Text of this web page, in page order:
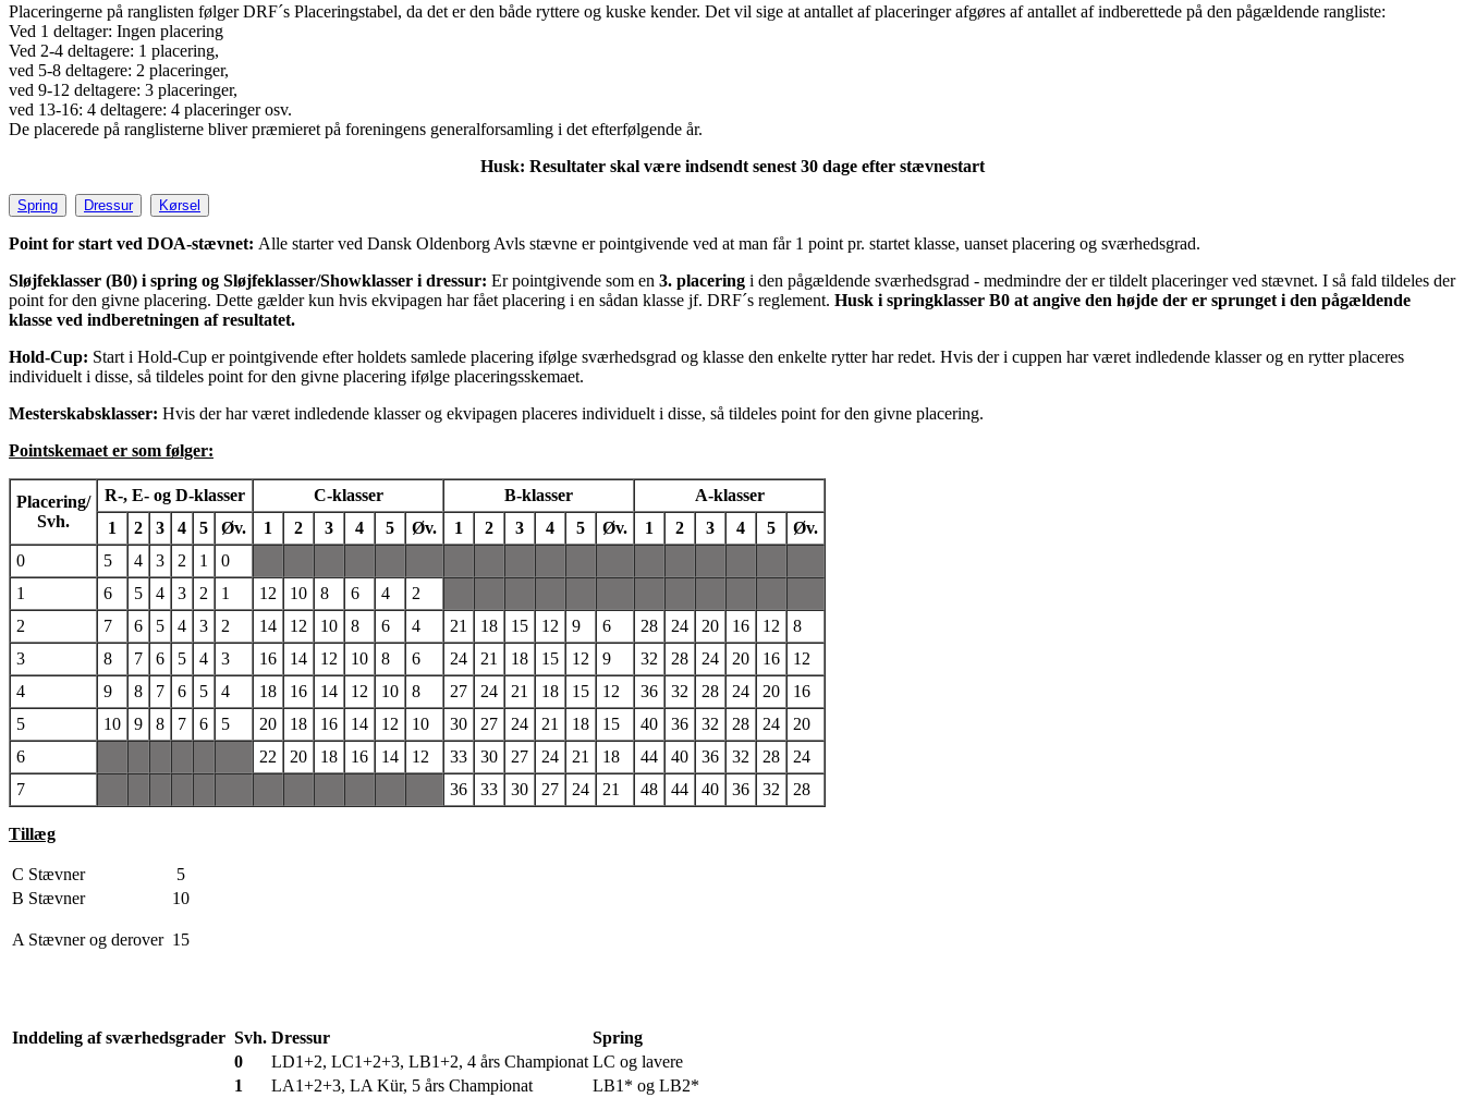
Placeringerne på ranglisten følger DRF´s Placeringstabel, da det er den både ryttere og kuske kender. Det vil sige at antallet af placeringer afgøres af antallet af indberettede på den pågældende rangliste:
Ved 1 deltager: Ingen placering
Ved 2-4 deltagere: 1 placering,
ved 5-8 deltagere: 2 placeringer,
ved 9-12 deltagere: 3 placeringer,
ved 13-16: 4 deltagere: 4 placeringer osv.
De placerede på ranglisterne bliver præmieret på foreningens generalforsamling i det efterfølgende år.
Husk: Resultater skal være indsendt senest 30 dage efter stævnestart
Spring Dressur Kørsel
Point for start ved DOA-stævnet: Alle starter ved Dansk Oldenborg Avls stævne er pointgivende ved at man får 1 point pr. startet klasse, uanset placering og sværhedsgrad.
Sløjfeklasser (B0) i spring og Sløjfeklasser/Showklasser i dressur: Er pointgivende som en 3. placering i den pågældende sværhedsgrad - medmindre der er tildelt placeringer ved stævnet. I så fald tildeles der
point for den givne placering. Dette gælder kun hvis ekvipagen har fået placering i en sådan klasse jf. DRF´s reglement. Husk i springklasser B0 at angive den højde der er sprunget i den pågældende
klasse ved indberetningen af resultatet.
Hold-Cup: Start i Hold-Cup er pointgivende efter holdets samlede placering ifølge sværhedsgrad og klasse den enkelte rytter har redet. Hvis der i cuppen har været indledende klasser og en rytter placeres
individuelt i disse, så tildeles point for den givne placering ifølge placeringsskemaet.
Mesterskabsklasser: Hvis der har været indledende klasser og ekvipagen placeres individuelt i disse, så tildeles point for den givne placering.
Pointskemaet er som følger:
Placering/
Svh.
R-, E- og D-klasser C-klasser B-klasser
A-klasser
1
2 3 4 5 Øv. 1 2 3 4 5 Øv. 1 2 3 4 5 Øv. 1 2 3 4 5
Øv.
0
5 4 3 2 1
0
1
6 5 4 3 2 1 12 10 8 6 4
2
2
7 6 5 4 3 2 14 12 10 8 6 4 21 18 15 12 9 6 28 24 20 16 12
8
3
8 7 6 5 4 3 16 14 12 10 8 6 24 21 18 15 12 9 32 28 24 20 16
12
4
9 8 7 6 5 4 18 16 14 12 10 8 27 24 21 18 15 12 36 32 28 24 20
16
5
10 9 8 7 6 5 20 18 16 14 12 10 30 27 24 21 18 15 40 36 32 28 24
20
6
22 20 18 16 14 12 33 30 27 24 21 18 44 40 36 32 28
24
7
36 33 30 27 24 21 48 44 40 36 32 28
Tillæg
C Stævner
5
B Stævner
10
A Stævner og derover 15
Inddeling af sværhedsgrader Svh. Dressur
Spring
0
LD1+2, LC1+2+3, LB1+2, 4 års Championat LC og lavere
1
LA1+2+3, LA Kür, 5 års Championat
LB1* og LB2*